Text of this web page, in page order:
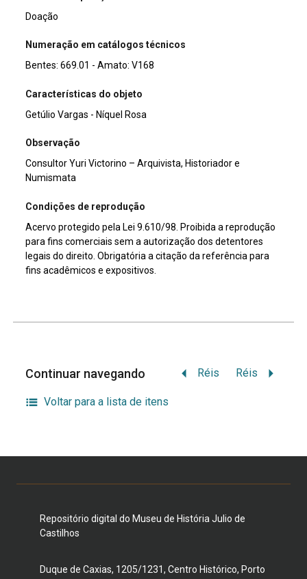
Doação
Numeração em catálogos técnicos
Bentes: 669.01 - Amato: V168
Características do objeto
Getúlio Vargas - Níquel Rosa
Observação
Consultor Yuri Victorino – Arquivista, Historiador e
Numismata
Condições de reprodução
Acervo protegido pela Lei 9.610/98. Proibida a reprodução
para fins comerciais sem a autorização dos detentores
legais do direito. Obrigatória a citação da referência para
fins acadêmicos e expositivos.
Continuar navegando Réis Réis
Voltar para a lista de itens
Repositório digital do Museu de História Julio de
Castilhos
Duque de Caxias, 1205/1231, Centro Histórico, Porto